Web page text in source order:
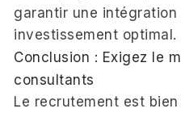
garantir une
investissement optimal.
Conclusion : Exigez le
consultants
Le recrutement est